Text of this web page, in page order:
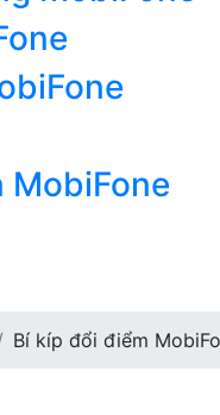
MobiFone
Bí kíp đổi điểm